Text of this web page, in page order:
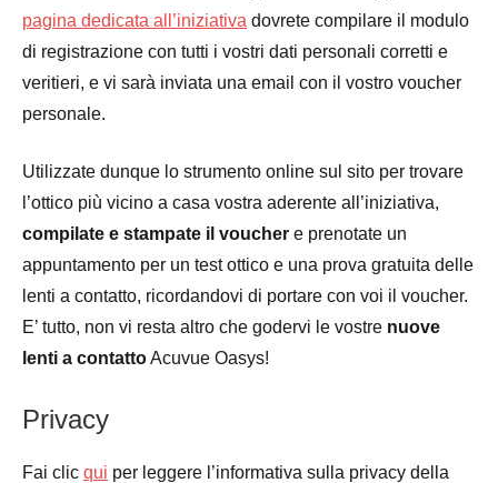
pagina dedicata all’iniziativa dovrete compilare il modulo
di registrazione con tutti i vostri dati personali corretti e
veritieri, e vi sarà inviata una email con il vostro voucher
personale.
Utilizzate dunque lo strumento online sul sito per trovare
l’ottico più vicino a casa vostra aderente all’iniziativa,
compilate e stampate il voucher e prenotate un
appuntamento per un test ottico e una prova gratuita delle
lenti a contatto, ricordandovi di portare con voi il voucher.
E’ tutto, non vi resta altro che godervi le vostre nuove
lenti a contattoAcuvue Oasys!
Privacy
Fai clic qui per leggere l’informativa sulla privacy della